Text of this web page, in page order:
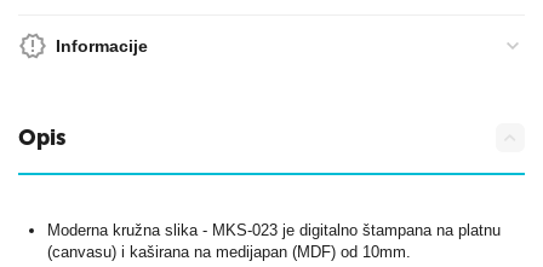
Informacije
Opis
Moderna kružna slika - MKS-023 je digitalno štampana na platnu
(canvasu) i kaširana na medijapan (MDF) od 10mm.